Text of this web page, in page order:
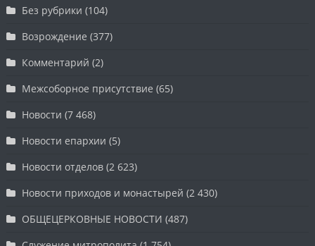
Без рубрики (104)
Возрождение (377)
Комментарий (2)
Межсоборное присутствие (65)
Новости (7 468)
Новости епархии (5)
Новости отделов (2 623)
Новости приходов и монастырей (2 430)
ОБЩЕЦЕРКОВНЫЕ НОВОСТИ (487)